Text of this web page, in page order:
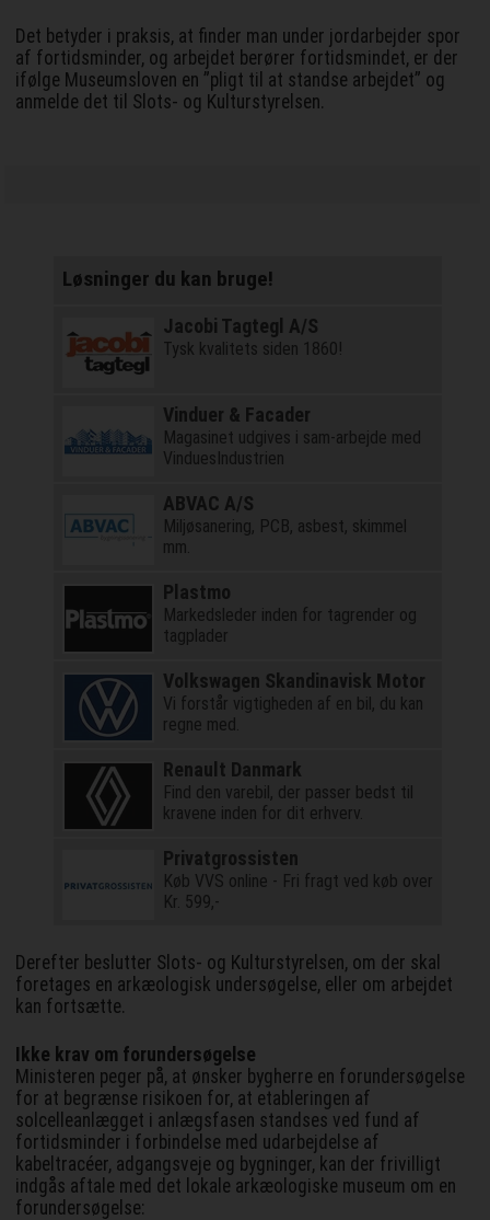
Det betyder i praksis, at finder man under jordarbejder spor
af fortidsminder, og arbejdet berører fortidsmindet, er der
ifølge Museumsloven en ”pligt til at standse arbejdet” og
anmelde det til Slots- og Kulturstyrelsen.
Løsninger du kan bruge!
Jacobi Tagtegl A/S
Tysk kvalitets siden 1860!
Vinduer & Facader
Magasinet udgives i sam-arbejde med
VinduesIndustrien
ABVAC A/S
Miljøsanering, PCB, asbest, skimmel
mm.
Plastmo
Markedsleder inden for tagrender og
tagplader
Volkswagen Skandinavisk Motor
Vi forstår vigtigheden af en bil, du kan
regne med.
Renault Danmark
Find den varebil, der passer bedst til
kravene inden for dit erhverv.
Privatgrossisten
Køb VVS online - Fri fragt ved køb over
Kr. 599,-
Derefter beslutter Slots- og Kulturstyrelsen, om der skal
foretages en arkæologisk undersøgelse, eller om arbejdet
kan fortsætte.
Ikke krav om forundersøgelse
Ministeren peger på, at ønsker bygherre en forundersøgelse
for at begrænse risikoen for, at etableringen af
solcelleanlægget i anlægsfasen standses ved fund af
fortidsminder i forbindelse med udarbejdelse af
kabeltracéer, adgangsveje og bygninger, kan der frivilligt
indgås aftale med det lokale arkæologiske museum om en
forundersøgelse: